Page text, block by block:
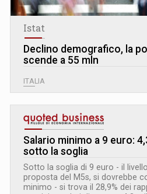
Istat
Declino demografico, la
scende a 55 mln
ITALIA
Salario minimo a 9 euro:
sotto la soglia
Sotto la soglia di 9 euro - il
proposta del M5s, si dovrebbe
minimo - si trova il 28,9% dei